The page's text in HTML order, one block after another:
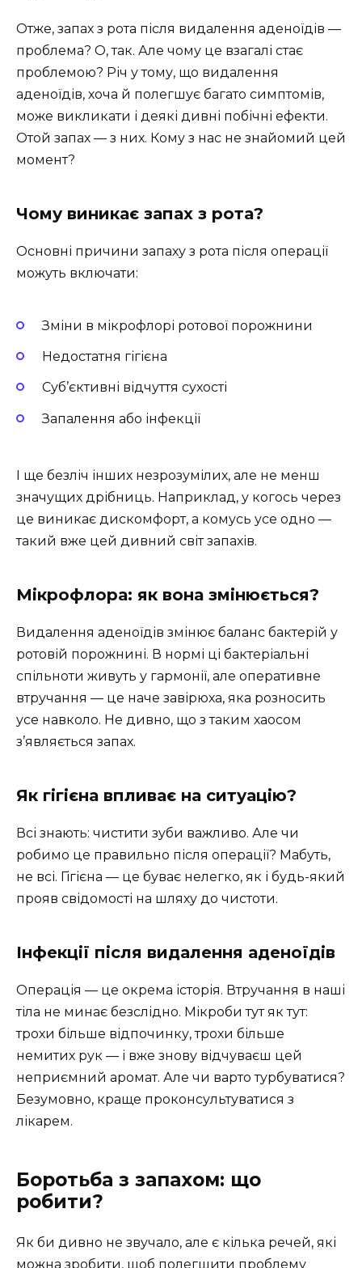
Отже, запах з рота після видалення аденоїдів —
проблема? О, так. Але чому це взагалі стає
проблемою? Річ у тому, що видалення
аденоїдів, хоча й полегшує багато симптомів,
може викликати і деякі дивні побічні ефекти.
Отой запах — з них. Кому з нас не знайомий цей
момент?
Чому виникає запах з рота?
Основні причини запаху з рота після операції
можуть включати:
Зміни в мікрофлорі ротової порожнини
Недостатня гігієна
Суб’єктивні відчуття сухості
Запалення або інфекції
І ще безліч інших незрозумілих, але не менш
значущих дрібниць. Наприклад, у когось через
це виникає дискомфорт, а комусь усе одно —
такий вже цей дивний світ запахів.
Мікрофлора: як вона змінюється?
Видалення аденоїдів змінює баланс бактерій у
ротовій порожнині. В нормі ці бактеріальні
спільноти живуть у гармонії, але оперативне
втручання — це наче завірюха, яка розносить
усе навколо. Не дивно, що з таким хаосом
з’являється запах.
Як гігієна впливає на ситуацію?
Всі знають: чистити зуби важливо. Але чи
робимо це правильно після операції? Мабуть,
не всі. Гігієна — це буває нелегко, як і будь-який
прояв свідомості на шляху до чистоти.
Інфекції після видалення аденоїдів
Операція — це окрема історія. Втручання в наші
тіла не минає безслідно. Мікроби тут як тут:
трохи більше відпочинку, трохи більше
немитих рук — і вже знову відчуваєш цей
неприємний аромат. Але чи варто турбуватися?
Безумовно, краще проконсультуватися з
лікарем.
Боротьба з запахом: що
робити?
Як би дивно не звучало, але є кілька речей, які
можна зробити, щоб полегшити проблему